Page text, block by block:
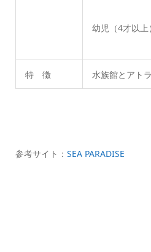
幼児（4才以
特 徴 水族館とアト
参考サイト： SEA PARADISE